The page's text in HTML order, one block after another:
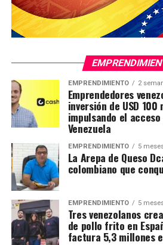
EMPRENDIMIENTO 2
Emprendedores
inversión de USD
impulsando el
Venezuela
EMPRENDIMIENTO 5
La Arepa de Queso
colombiano que
EMPRENDIMIENTO 5
Tres venezolanos
de pollo frito en
factura 5,3 millones